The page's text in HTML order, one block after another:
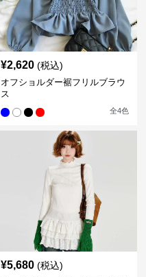
¥2,620 (税込)
オフショルダー裾フリルブラウ
ス
全4色
¥5,680 (税込)